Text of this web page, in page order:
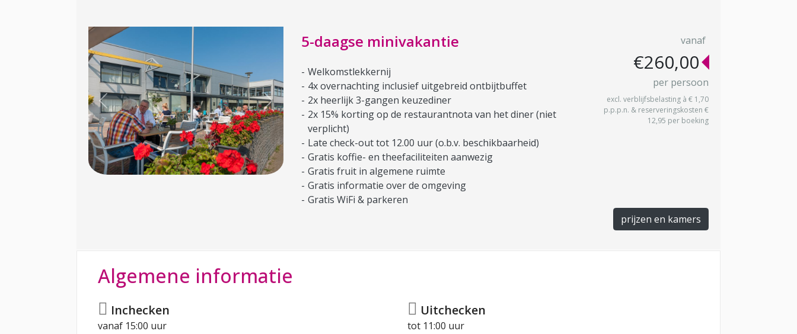
Previous Next
5-daagse minivakantie
Welkomstlekkernij
4x overnachting inclusief uitgebreid ontbijtbuffet
2x heerlijk 3-gangen keuzediner
2x 15% korting op de restaurantnota van het diner (niet
verplicht)
Late check-out tot 12.00 uur (o.b.v. beschikbaarheid)
Gratis koffie- en theefaciliteiten aanwezig
Gratis fruit in algemene ruimte
Gratis informatie over de omgeving
Gratis WiFi & parkeren
vanaf
€260,00
per persoon
excl. verblijfsbelasting à € 1,70
p.p.p.n. & reserveringskosten €
12,95 per boeking
prijzen en kamers
Algemene informatie
Inchecken
vanaf 15:00 uur
Uitchecken
tot 11:00 uur